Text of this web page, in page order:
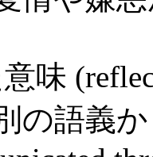
味
の語義